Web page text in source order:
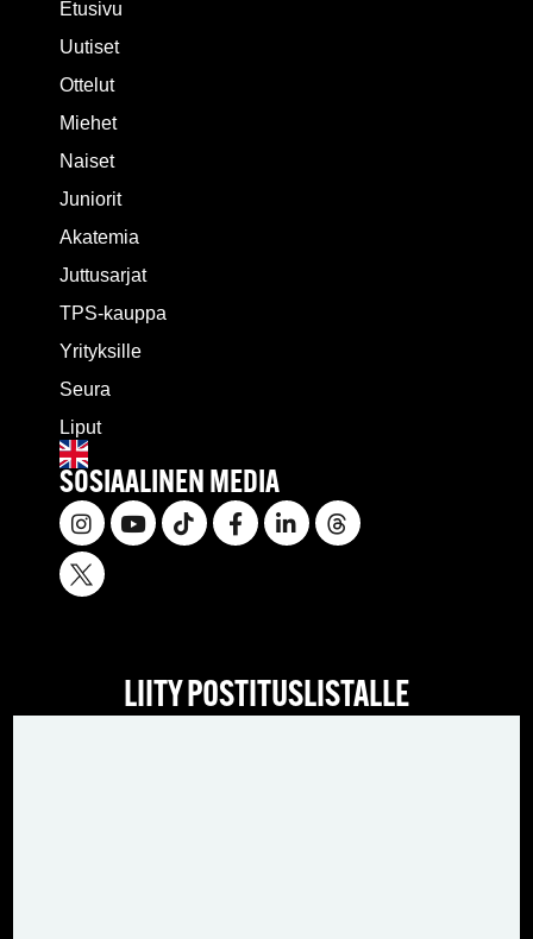
Etusivu
Uutiset
Ottelut
Miehet
Naiset
Juniorit
Akatemia
Juttusarjat
TPS-kauppa
Yrityksille
Seura
Liput
SOSIAALINEN MEDIA
LIITY POSTITUSLISTALLE